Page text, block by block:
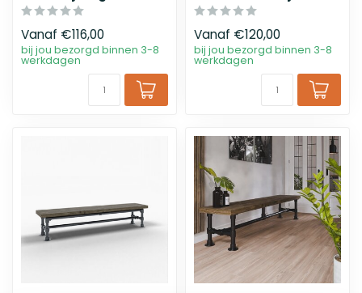
Vanaf €116,00
bij jou bezorgd binnen 3-8
werkdagen
Vanaf €120,00
bij jou bezorgd binnen 3-8
werkdagen